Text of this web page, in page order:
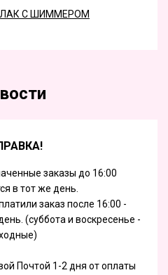
ЛАК С ШИММЕРОМ
заказы до 16:00
в тот же день.
заказ после 16:00 -
(суббота и воскресенье -
Почтой 1-2 дня от оплаты